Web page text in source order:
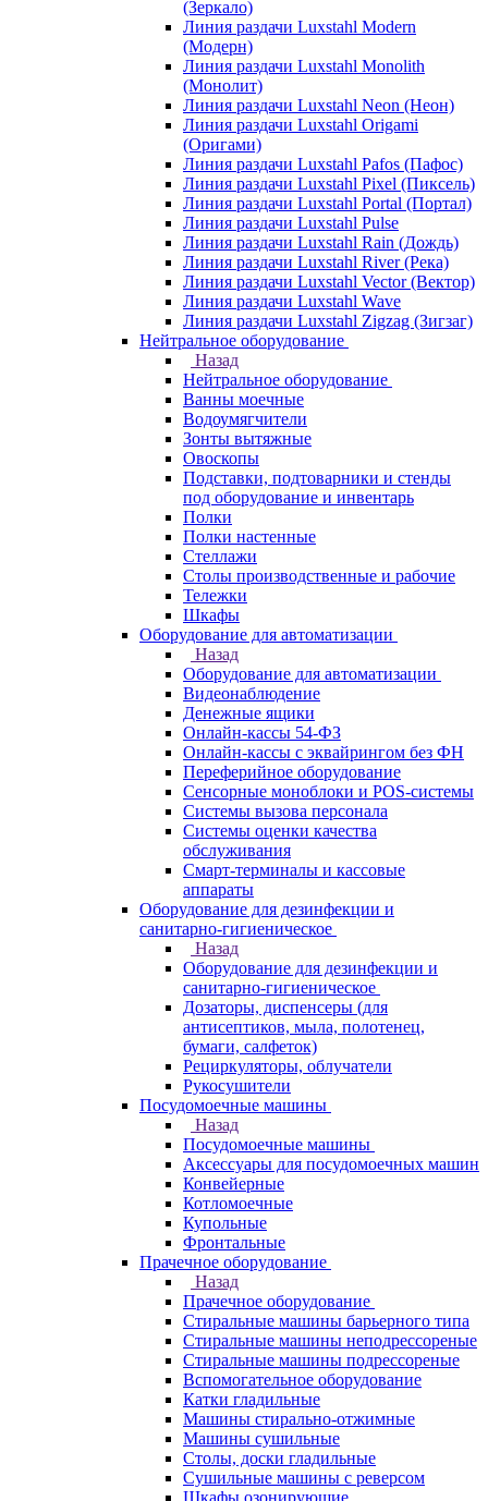
(Зеркало)
Линия раздачи Luxstahl Modern
(Модерн)
Линия раздачи Luxstahl Monolith
(Монолит)
Линия раздачи Luxstahl Neon (Неон)
Линия раздачи Luxstahl Origami
(Оригами)
Линия раздачи Luxstahl Pafos (Пафос)
Линия раздачи Luxstahl Pixel (Пиксель)
Линия раздачи Luxstahl Portal (Портал)
Линия раздачи Luxstahl Pulse
Линия раздачи Luxstahl Rain (Дождь)
Линия раздачи Luxstahl River (Река)
Линия раздачи Luxstahl Vector (Вектор)
Линия раздачи Luxstahl Wave
Линия раздачи Luxstahl Zigzag (Зигзаг)
Нейтральное оборудование
Назад
Нейтральное оборудование
Ванны моечные
Водоумягчители
Зонты вытяжные
Овоскопы
Подставки, подтоварники и стенды
под оборудование и инвентарь
Полки
Полки настенные
Стеллажи
Столы производственные и рабочие
Тележки
Шкафы
Оборудование для автоматизации
Назад
Оборудование для автоматизации
Видеонаблюдение
Денежные ящики
Онлайн-кассы 54-ФЗ
Онлайн-кассы с эквайрингом без ФН
Переферийное оборудование
Сенсорные моноблоки и POS-системы
Системы вызова персонала
Системы оценки качества
обслуживания
Смарт-терминалы и кассовые
аппараты
Оборудование для дезинфекции и
санитарно-гигиеническое
Назад
Оборудование для дезинфекции и
санитарно-гигиеническое
Дозаторы, диспенсеры (для
антисептиков, мыла, полотенец,
бумаги, салфеток)
Рециркуляторы, облучатели
Рукосушители
Посудомоечные машины
Назад
Посудомоечные машины
Аксессуары для посудомоечных машин
Конвейерные
Котломоечные
Купольные
Фронтальные
Прачечное оборудование
Назад
Прачечное оборудование
Cтиральные машины барьерного типа
Cтиральные машины неподрессореные
Cтиральные машины подрессореные
Вспомогательное оборудование
Катки гладильные
Машины стирально-отжимные
Машины сушильные
Столы, доски гладильные
Сушильные машины с реверсом
Шкафы озонирующие